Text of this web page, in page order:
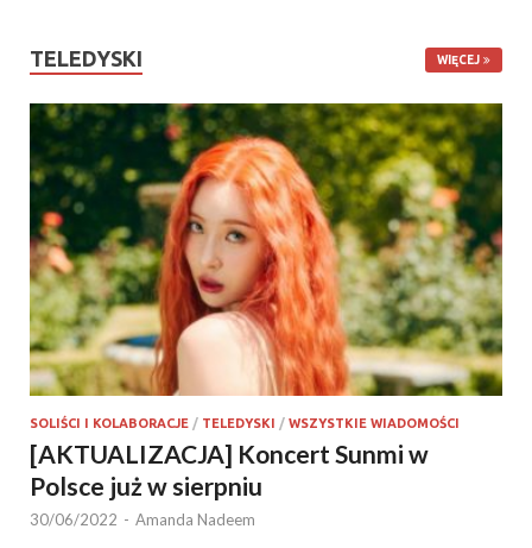
TELEDYSKI WIĘCEJ
SOLIŚCI I KOLABORACJE / TELEDYSKI / WSZYSTKIE WIADOMOŚCI
[AKTUALIZACJA] Koncert Sunmi w
Polsce już w sierpniu
30/06/2022 - Amanda Nadeem